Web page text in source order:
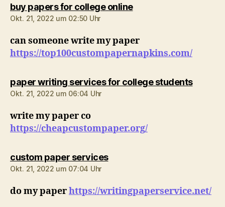
buy papers for college onlinesagt:
Okt. 21, 2022 um 02:50 Uhr
can someone write my paper
https://top100custompapernapkins.com/
paper writing services for college studentssagt:
Okt. 21, 2022 um 06:04 Uhr
write my paper co
https://cheapcustompaper.org/
custom paper servicessagt:
Okt. 21, 2022 um 07:04 Uhr
do my paperhttps://writingpaperservice.net/